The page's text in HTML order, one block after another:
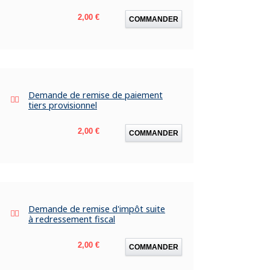
Prix
2,00 € COMMANDER
Demande de remise de paiement
tiers provisionnel
Prix
2,00 € COMMANDER
Demande de remise d'impôt suite
à redressement fiscal
Prix
2,00 € COMMANDER